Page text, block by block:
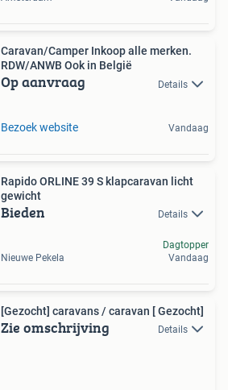
Caravan/Camper Inkoop alle merken.
RDW/ANWB Ook in België
Op aanvraag Details
Bezoek website Vandaag
Rapido ORLINE 39 S klapcaravan licht
gewicht
Bieden Details
Nieuwe Pekela
Dagtopper
Vandaag
[Gezocht] caravans / caravan [ Gezocht]
Zie omschrijving Details